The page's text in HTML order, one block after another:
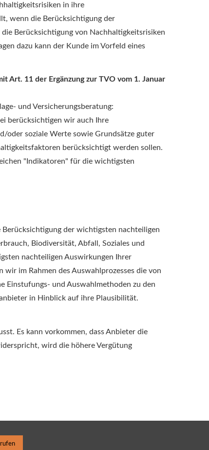
in ihre
wenn die Berücksichtigung der
Berücksichtigung von Nachhaltigkeitsrisiken
dazu kann der Kunde im Vorfeld eines
Art. 11 der Ergänzung zur TVO vom 1. Januar
und Versicherungsberatung:
berücksichtigen wir auch Ihre
oder soziale Werte sowie Grundsätze guter
berücksichtigt werden sollen.
"Indikatoren" für die wichtigsten
der wichtigsten nachteiligen
Biodiversität, Abfall, Soziales und
nachteiligen Auswirkungen Ihrer
im Rahmen des Auswahlprozesses die von
Einstufungs- und Auswahlmethoden zu den
in Hinblick auf ihre Plausibilität.
Es kann vorkommen, dass Anbieter die
wird die höhere Vergütung